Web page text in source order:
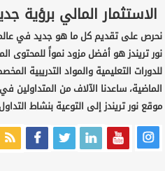
الاستثمار المالي برؤية
نحرص على تقديم كل ما هو جديد في عالم
نور تريندز هو أفضل مزود نمواً
للدورات التعليمية والمواد التدريبية
الماضية، ساعدنا الآلاف من
موقع نور تريندز إلى التوعية بنشاط